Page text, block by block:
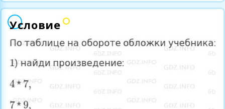
Условие